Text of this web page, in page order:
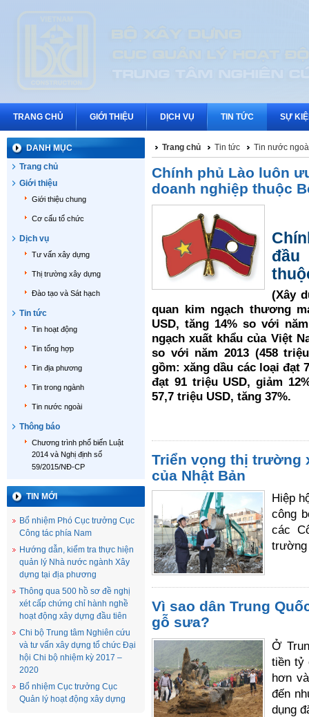
TRANG CHỦ GIỚI THIỆU DỊCH VỤ TIN TỨC SỰ
DANH MỤC
Trang chủ
Giới thiệu
Giới thiệu chung
Cơ cấu tổ chức
Dịch vụ
Tư vấn xây dựng
Thị trường xây dựng
Đào tạo và Sát hạch
Tin tức
Tin hoạt động
Tin tổng hợp
Tin địa phương
Tin trong ngành
Tin nước ngoài
Thông báo
Chương trình phổ biến Luật
2014 và Nghị định số
59/2015/NĐ-CP
TIN MỚI
Bổ nhiệm Phó Cục trưởng Cục
Công tác phía Nam
Hướng dẫn, kiểm tra thực hiện
quản lý Nhà nước ngành Xây
dựng tại địa phương
Thông qua 500 hồ sơ đề nghị
xét cấp chứng chỉ hành nghề
hoạt động xây dựng đầu tiên
Chi bộ Trung tâm Nghiên cứu
và tư vấn xây dựng tổ chức Đại
hội Chi bộ nhiệm kỳ 2017 –
2020
Bổ nhiệm Cục trưởng Cục
Quản lý hoạt động xây dựng
Trang chủ Tin tức Tin nước
Chính phủ Lào luôn
doanh nghiệp thuộc
(Xây
quan kim ngạch thương
USD, tăng 14% so với
ngạch xuất khẩu của Việt
so với năm 2013 (458
gồm: xăng dầu các loại đạt
đạt 91 triệu USD, giảm
57,7 triệu USD, tăng 37%.
Triển vọng thị trường
của Nhật Bản
Hiệp
công
các
trường
Vì sao dân Trung
gỗ sưa?
Ở
tiền tỷ
hơn
đến
dụng